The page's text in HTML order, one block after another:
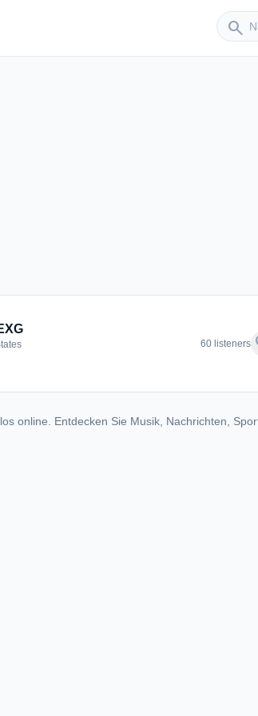
search
Sender
60 listeners
online. Entdecken Sie Musik, Nachrichten,